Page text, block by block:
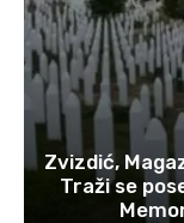
Zvizdić,
Traži se